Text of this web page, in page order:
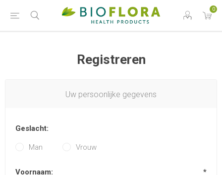
0
Registreren
Uw persoonlijke gegevens
Geslacht:
Man Vrouw
Voornaam: *